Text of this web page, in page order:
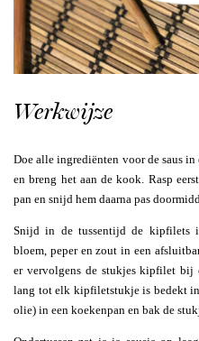
Werkwijze
Doe alle ingrediënten voor de saus
en breng het aan de kook. Rasp
pan en snijd hem daarna pas
Snijd in de tussentijd de kipfilets
bloem, peper en zout in een
er vervolgens de stukjes kipfilet bij
lang tot elk kipfiletstukje is bedekt
olie) in een koekenpan en bak de